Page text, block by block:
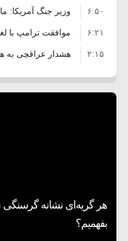
نشده است
وزیر جنگ آمریکا:
نظامی علیه ایران
۶:۵۰
موافقت ترامپ با ۶:۲۱
هشدار عراقچی به
همراهی با آمریکا
۲:۱۵
مقام ارشد امنیتی: ۷:۱۰
سختی خواهند
سنتکام پایان تجاوز ۶:۰۵
هر گریه‌ای نشانه گرسنگی
بفهمیم؟
تغذیه پدر می‌تواند بر سلامت
روی دیگر زندگی